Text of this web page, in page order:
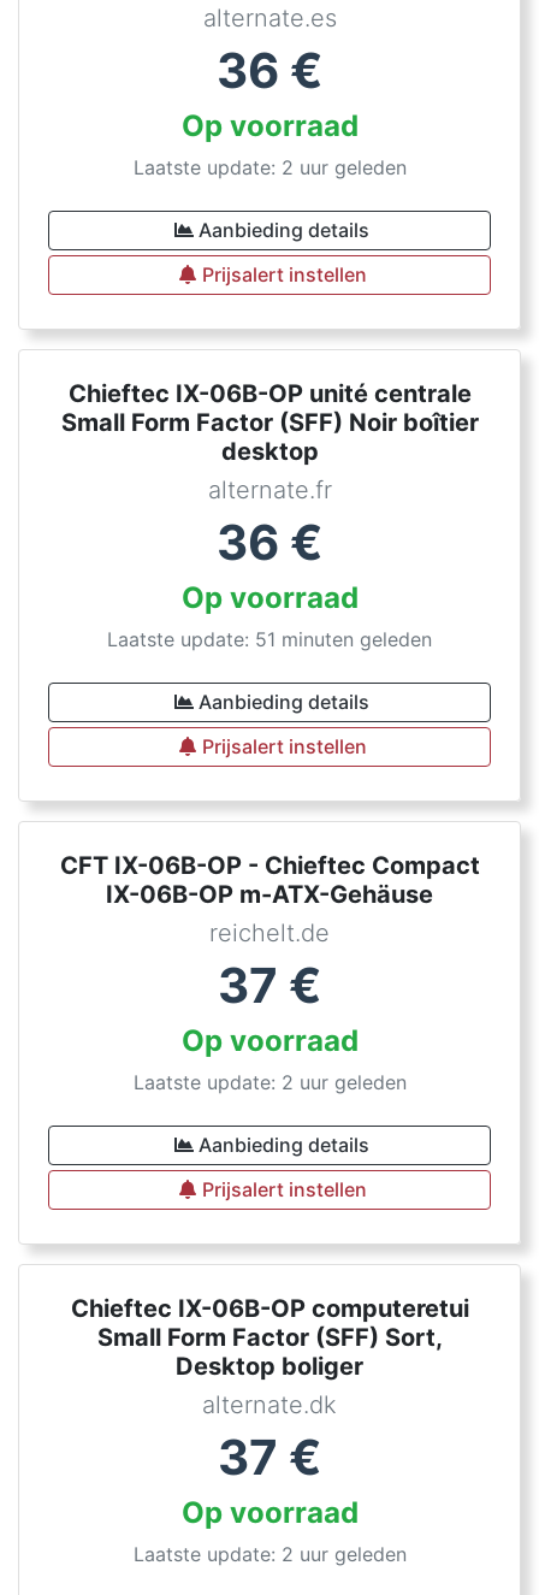
alternate.es
36 €
Op voorraad
Laatste update: 2 uur geleden
Aanbieding details
Prijsalert instellen
Chieftec IX-06B-OP unité centrale
Small Form Factor (SFF) Noir boîtier
desktop
alternate.fr
36 €
Op voorraad
Laatste update: 51 minuten geleden
Aanbieding details
Prijsalert instellen
CFT IX-06B-OP - Chieftec Compact
IX-06B-OP m-ATX-Gehäuse
reichelt.de
37 €
Op voorraad
Laatste update: 2 uur geleden
Aanbieding details
Prijsalert instellen
Chieftec IX-06B-OP computeretui
Small Form Factor (SFF) Sort,
Desktop boliger
alternate.dk
37 €
Op voorraad
Laatste update: 2 uur geleden